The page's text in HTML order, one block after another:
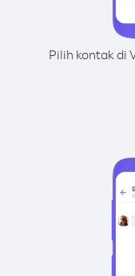
Pilih kontak di